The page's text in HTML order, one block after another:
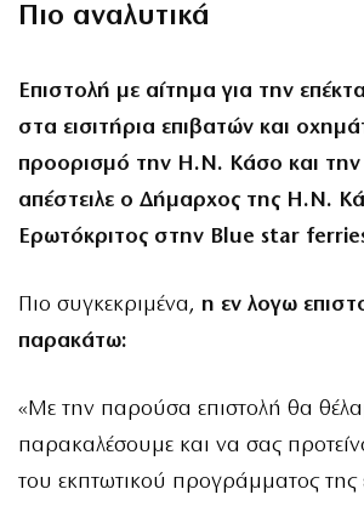
Πιο αναλυτικά
Επιστολή με αίτημα για την
στα εισιτήρια επιβατών και
προορισμό την Η.Ν. Κάσο και
απέστειλε ο Δήμαρχος της Η.Ν.
Ερωτόκριτος στην Blue star
Πιο συγκεκριμένα, η εν λογω
παρακάτω:
«Με την παρούσα επιστολή θα
παρακαλέσουμε και να σας
του εκπτωτικού προγράμματος της